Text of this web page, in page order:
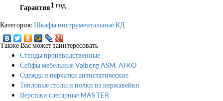
Гарантия1 год
Категория: Шкафы инструментальные КД
Также Вас может заинтересовать
Стенды производственные
Сейфы мебельные Valberg ASM, AIKO
Одежда и перчатки антистатические
Тепловые столы и полки из нержавейки
Верстаки слесарные MASTER